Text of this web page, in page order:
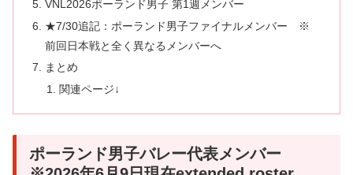
VNL2026ポーランド男子 第1週メンバー
★7/30追記：ポーランド男子ファイナルメンバー ※
前回日本戦と全く異なるメンバーへ
まとめ
関連ページ↓
ポーランド男子バレー代表メンバー